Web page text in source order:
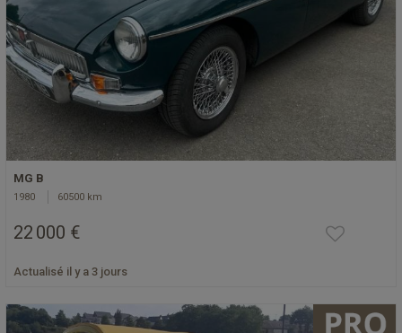
MG B
1980 60500 km
22 000 €
Actualisé il y a 3 jours